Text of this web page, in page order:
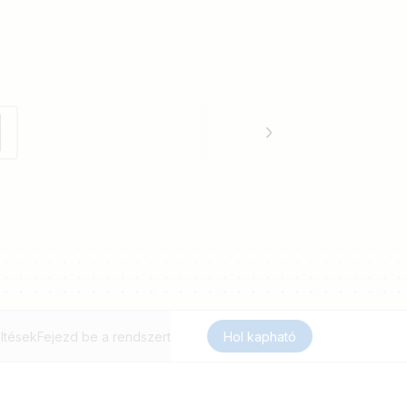
Fejezd be a rendszert Hol kapható